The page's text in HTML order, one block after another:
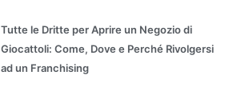
Tutte le Dritte per Aprire un Negozio di
Giocattoli: Come, Dove e Perché Rivolgersi
ad un Franchising